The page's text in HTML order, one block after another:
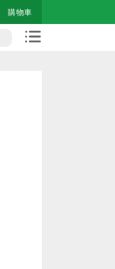
購物車